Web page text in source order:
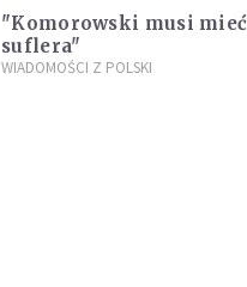
"Komorowski musi mieć
suflera"
WIADOMOŚCI Z POLSKI